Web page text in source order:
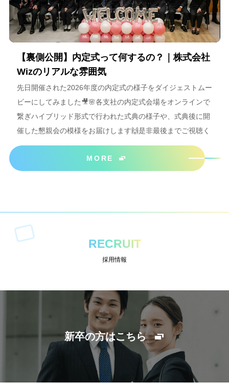
【裏側公開】内定式って何するの？｜株式会社
Wizのリアルな雰囲気
先日開催された2026年度の内定式の様子をダイジェストムー
ビーにしてみました🎥🌸各支社の内定式会場をオンラインで
繋ぎハイブリッド形式で行われた式典の様子や、式典後に開
催した懇親会の模様をお届けします🙌是非最後までご視聴く
ださいね＾＾
MORE
RECRUIT
採用情報
新卒の方はこちら